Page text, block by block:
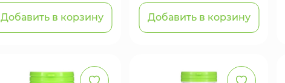
Добавить в корзину Добавить в корзину